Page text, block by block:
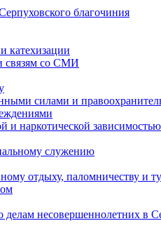
благочиния
катехизации
связям со СМИ
силами и
и наркотической зависимостью
служению
отдыху, паломничеству и
несовершеннолетних в